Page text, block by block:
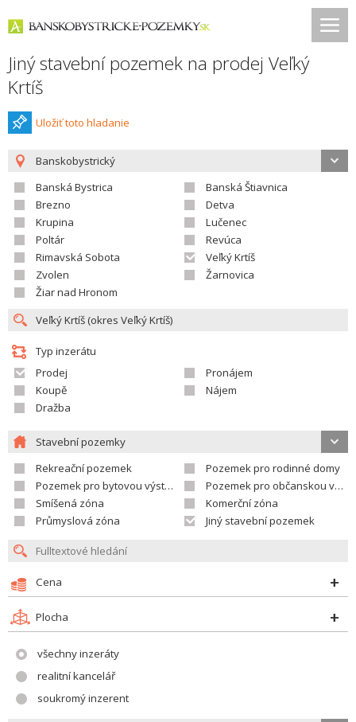
Jiný stavební pozemek na prodej Veľký
Krtíš
Uložiť toto hladanie
Banskobystrický
Banská Bystrica
Banská Štiavnica
Brezno
Detva
Krupina
Lučenec
Poltár
Revúca
Rimavská Sobota
Veľký Krtíš
Zvolen
Žarnovica
Žiar nad Hronom
Typ inzerátu
Prodej
Pronájem
Koupě
Nájem
Dražba
Stavební pozemky
Rekreační pozemek
Pozemek pro rodinné domy
Pozemek pro bytovou výstavbu
Pozemek pro občanskou vybavenost
Smíšená zóna
Komerční zóna
Průmyslová zóna
Jiný stavební pozemek
Cena
Plocha
všechny inzeráty
realitní kancelář
soukromý inzerent